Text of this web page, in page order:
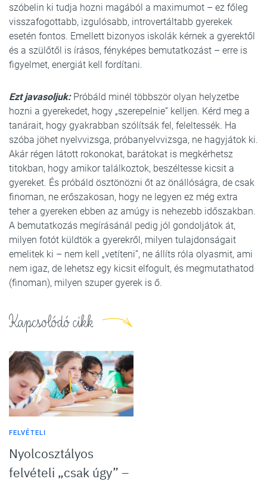
szóbelin ki tudja hozni magából a maximumot – ez főleg
visszafogottabb, izgulósabb, introvertáltabb gyerekek
esetén fontos. Emellett bizonyos iskolák kérnek a gyerektől
és a szülőtől is írásos, fényképes bemutatkozást – erre is
figyelmet, energiát kell fordítani.
Ezt javasoljuk: Próbáld minél többször olyan helyzetbe
hozni a gyerekedet, hogy „szerepelnie” kelljen. Kérd meg a
tanárait, hogy gyakrabban szólítsák fel, feleltessék. Ha
szóba jöhet nyelvvizsga, próbanyelvvizsga, ne hagyjátok ki.
Akár régen látott rokonokat, barátokat is megkérhetsz
titokban, hogy amikor találkoztok, beszéltesse kicsit a
gyereket. És próbáld ösztönözni őt az önállóságra, de csak
finoman, ne erőszakosan, hogy ne legyen ez még extra
teher a gyereken ebben az amúgy is nehezebb időszakban.
A bemutatkozás megírásánál pedig jól gondoljátok át,
milyen fotót küldtök a gyerekről, milyen tulajdonságait
emelitek ki – nem kell „vetíteni”, ne állíts róla olyasmit, ami
nem igaz, de lehetsz egy kicsit elfogult, és megmutathatod
(finoman), milyen szuper gyerek is ő.
Kapcsolódó cikk
FELVÉTELI
Nyolcosztályos
felvételi „csak úgy” –